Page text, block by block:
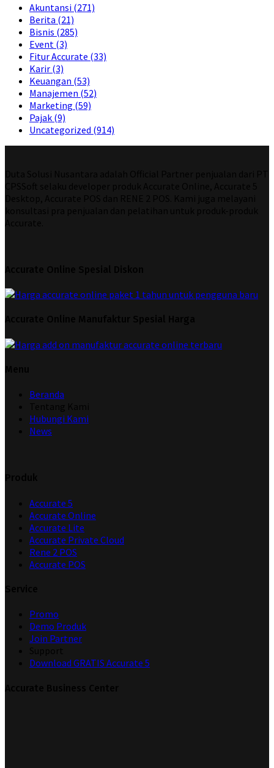
Akuntansi (271)
Berita (21)
Bisnis (285)
Event (3)
Fitur Accurate (33)
Karir (3)
Keuangan (53)
Manajemen (52)
Marketing (59)
Pajak (9)
Uncategorized (914)
Beranda
Hubungi Kami
News
Accurate 5
Accurate Online
Accurate Lite
Accurate Private Cloud
Rene 2 POS
Accurate POS
Promo
Demo Produk
Join Partner
Download GRATIS Accurate 5